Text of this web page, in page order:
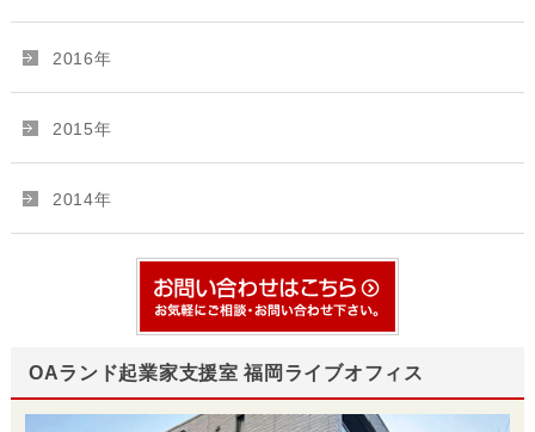
2016年
2015年
2014年
OAランド起業家支援室 福岡ライブオフィス